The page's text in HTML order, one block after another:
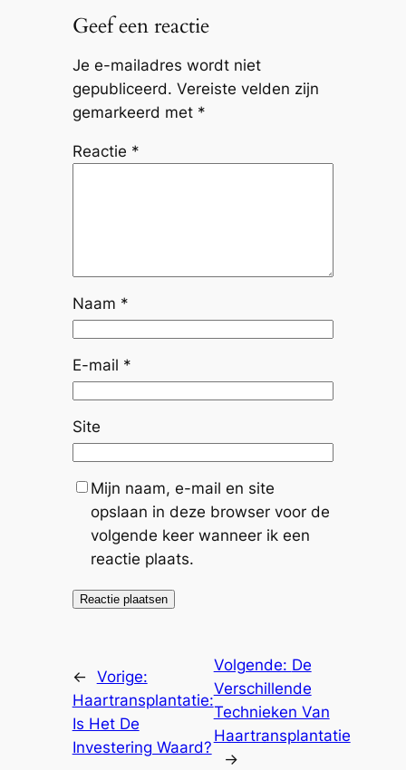
Geef een reactie
Je e-mailadres wordt niet
gepubliceerd. Vereiste velden zijn
gemarkeerd met *
Reactie *
Naam *
E-mail *
Site
Mijn naam, e-mail en site
opslaan in deze browser voor de
volgende keer wanneer ik een
reactie plaats.
← Vorige:
Haartransplantatie:
Is Het De
Investering Waard?
Volgende: De
Verschillende
Technieken Van
Haartransplantatie
→